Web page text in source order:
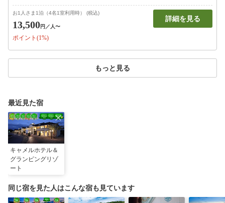
お1人さま1泊（4名1室利用時） (税込)
13,500円 ／人〜
ポイント(1%)
詳細を見る
もっと見る
最近見た宿
キャメルホテル＆
グランピングリゾ
ート
同じ宿を見た人はこんな宿も見ています